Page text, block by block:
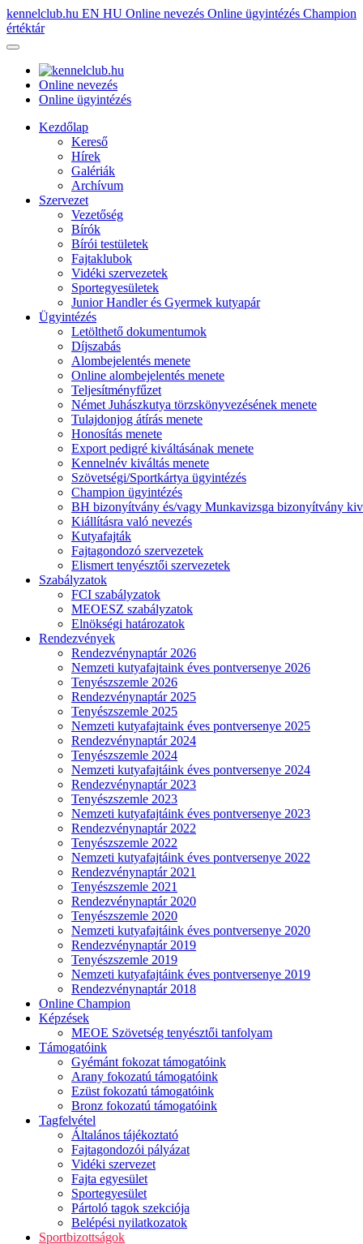
kennelclub.hu EN HU Online nevezés Online ügyintézés Champion
értéktár
Online nevezés
Online ügyintézés
Kezdőlap
Kereső
Hírek
Galériák
Archívum
Szervezet
Vezetőség
Bírók
Bírói testületek
Fajtaklubok
Vidéki szervezetek
Sportegyesületek
Junior Handler és Gyermek kutyapár
Ügyintézés
Letölthető dokumentumok
Díjszabás
Alombejelentés menete
Online alombejelentés menete
Teljesítményfűzet
Német Juhászkutya törzskönyvezésének menete
Tulajdonjog átírás menete
Honosítás menete
Export pedigré kiváltásának menete
Kennelnév kiváltás menete
Szövetségi/Sportkártya ügyintézés
Champion ügyintézés
BH bizonyítvány és/vagy Munkavizsga bizonyítvány
Kiállításra való nevezés
Kutyafajták
Fajtagondozó szervezetek
Elismert tenyésztői szervezetek
Szabályzatok
FCI szabályzatok
MEOESZ szabályzatok
Elnökségi határozatok
Rendezvények
Rendezvénynaptár 2026
Nemzeti kutyafajtaink éves pontversenye 2026
Tenyészszemle 2026
Rendezvénynaptár 2025
Tenyészszemle 2025
Nemzeti kutyafajtaink éves pontversenye 2025
Rendezvénynaptár 2024
Tenyészszemle 2024
Nemzeti kutyafajtáink éves pontversenye 2024
Rendezvénynaptár 2023
Tenyészszemle 2023
Nemzeti kutyafajtáink éves pontversenye 2023
Rendezvénynaptár 2022
Tenyészszemle 2022
Nemzeti kutyafajtáink éves pontversenye 2022
Rendezvénynaptár 2021
Tenyészszemle 2021
Rendezvénynaptár 2020
Tenyészszemle 2020
Nemzeti kutyafajtáink éves pontversenye 2020
Rendezvénynaptár 2019
Tenyészszemle 2019
Nemzeti kutyafajtáink éves pontversenye 2019
Rendezvénynaptár 2018
Online Champion
Képzések
MEOE Szövetség tenyésztői tanfolyam
Támogatóink
Gyémánt fokozat támogatóink
Arany fokozatú támogatóink
Ezüst fokozatú támogatóink
Bronz fokozatú támogatóink
Tagfelvétel
Általános tájékoztató
Fajtagondozói pályázat
Vidéki szervezet
Fajta egyesület
Sportegyesület
Pártoló tagok szekciója
Belépési nyilatkozatok
Sportbizottságok